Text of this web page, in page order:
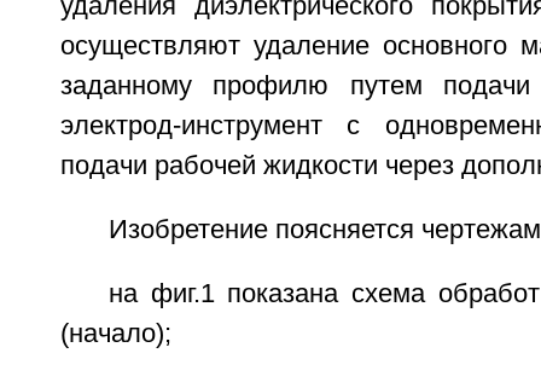
удаления диэлектрического
осуществляют удаление основного
заданному профилю путем подачи
электрод-инструмент с
подачи рабочей жидкости через
Изобретение поясняется
на фиг.1 показана схема
(начало);